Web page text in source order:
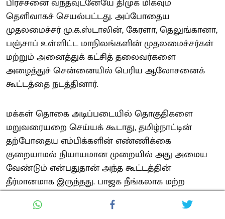
பிரச்சனை வந்தவுடனேயே திமுக மிகவும்
தெளிவாகச் செயல்பட்டது. அப்போதைய
முதலமைச்சர் மு.க.ஸ்டாலின், கேரளா, தெலுங்கானா,
பஞ்சாப் உள்ளிட்ட மாநிலங்களின் முதலமைச்சர்கள்
மற்றும் அனைத்துக் கட்சித் தலைவர்களை
அழைத்துச் சென்னையில் பெரிய ஆலோசனைக்
கூட்டத்தை நடத்தினார்.
மக்கள் தொகை அடிப்படையில் தொகுதிகளை
மறுவரையறை செய்யக் கூடாது, தமிழ்நாட்டின்
தற்போதைய எம்பிக்களின் எண்ணிக்கை
குறையாமல் நியாயமான முறையில் அது அமைய
வேண்டும் என்பதுதான் அந்த கூட்டத்தின்
தீர்மானமாக இருந்தது. பாஜக நீங்கலாக மற்ற
அனைத்துக் கட்சிகளும் ஆதரித்த இந்தத்
தீர்மானத்தைத் தமிழக சட்டமன்றத்திலும் திமுக அரசு